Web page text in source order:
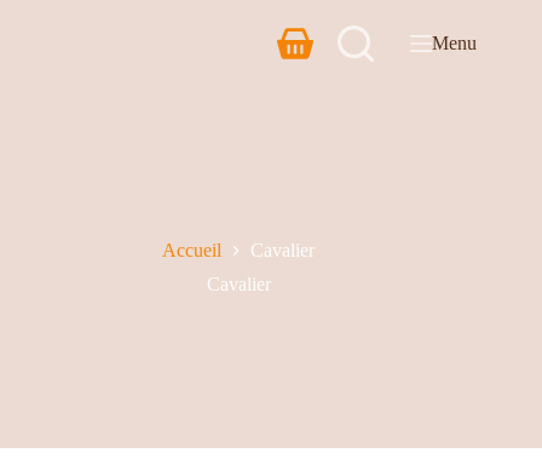
Menu
Accueil
Cavalier
Cavalier